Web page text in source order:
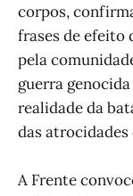
corpos,
frases de efeito
pela
guerra
realidade da
das
A Frente